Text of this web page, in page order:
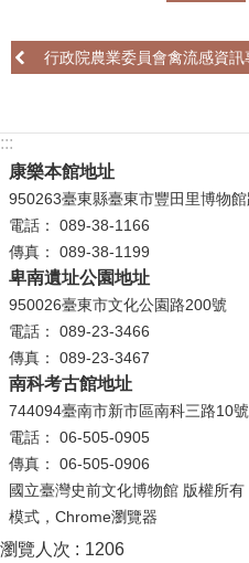
展
覽
習
探
認
識
我
們
便
民
服
務
性
別
平
行政院農業委員會禽流感資訊
:::
康樂本館地址
950263臺東縣臺東市豐田里博物
電話： 089-38-1166
傳真： 089-38-1199
卑南遺址公園地址
950026臺東市文化公園路200號
電話： 089-23-3466
傳真： 089-23-3467
南科考古館地址
744094臺南市新市區南科三路10號
電話： 06-505-0905
傳真： 06-505-0906
國立臺灣史前文化博物館 版權所
模式，Chrome瀏覽器
瀏覽人次 1206